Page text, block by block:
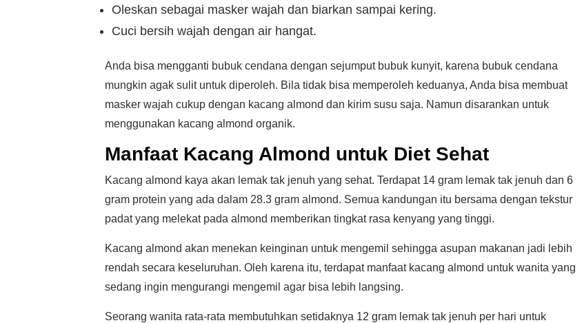
Oleskan sebagai masker wajah dan biarkan sampai kering.
Cuci bersih wajah dengan air hangat.
Anda bisa mengganti bubuk cendana dengan sejumput bubuk kunyit, karena bubuk cendana
mungkin agak sulit untuk diperoleh. Bila tidak bisa memperoleh keduanya, Anda bisa membuat
masker wajah cukup dengan kacang almond dan kirim susu saja. Namun disarankan untuk
menggunakan kacang almond organik.
Manfaat Kacang Almond untuk Diet Sehat
Kacang almond kaya akan lemak tak jenuh yang sehat. Terdapat 14 gram lemak tak jenuh dan 6
gram protein yang ada dalam 28.3 gram almond. Semua kandungan itu bersama dengan tekstur
padat yang melekat pada almond memberikan tingkat rasa kenyang yang tinggi.
Kacang almond akan menekan keinginan untuk mengemil sehingga asupan makanan jadi lebih
rendah secara keseluruhan. Oleh karena itu, terdapat manfaat kacang almond untuk wanita yang
sedang ingin mengurangi mengemil agar bisa lebih langsing.
Seorang wanita rata-rata membutuhkan setidaknya 12 gram lemak tak jenuh per hari untuk